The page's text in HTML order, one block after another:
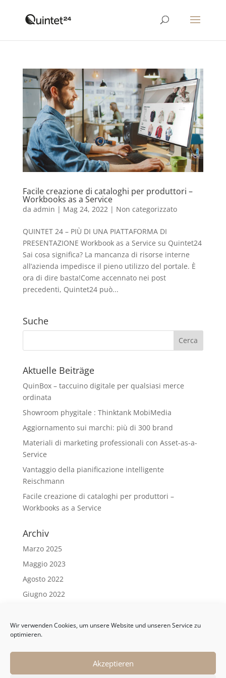
Wir verwenden Cookies, um unsere Website und unseren Service zu
optimieren.
Akzeptieren
Facile creazione di cataloghi per produttori –
Workbooks as a Service
da admin | Mag 24, 2022 | Non categorizzato
QUINTET 24 – PIÙ DI UNA PIATTAFORMA DI
PRESENTAZIONE Workbook as a Service su Quintet24
Sai cosa significa? La mancanza di risorse interne
all’azienda impedisce il pieno utilizzo del portale. È
ora di dire basta!Come accennato nei post
precedenti, Quintet24 può...
Suche
Aktuelle Beiträge
QuinBox – taccuino digitale per qualsiasi merce
ordinata
Showroom phygitale : Thinktank MobiMedia
Aggiornamento sui marchi: più di 300 brand
Materiali di marketing professionali con Asset-as-a-
Service
Vantaggio della pianificazione intelligente
Reischmann
Facile creazione di cataloghi per produttori –
Workbooks as a Service
Archiv
Marzo 2025
Maggio 2023
Agosto 2022
Giugno 2022
Aprile 2022
Marzo 2022
Febbraio 2022